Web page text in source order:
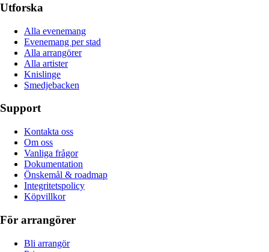
Utforska
Alla evenemang
Evenemang per stad
Alla arrangörer
Alla artister
Knislinge
Smedjebacken
Support
Kontakta oss
Om oss
Vanliga frågor
Dokumentation
Önskemål & roadmap
Integritetspolicy
Köpvillkor
För arrangörer
Bli arrangör